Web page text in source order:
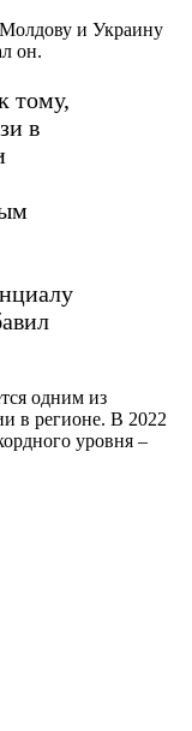
и Украину
он.
тому,
в
одним из
в регионе. В 2022
уровня –